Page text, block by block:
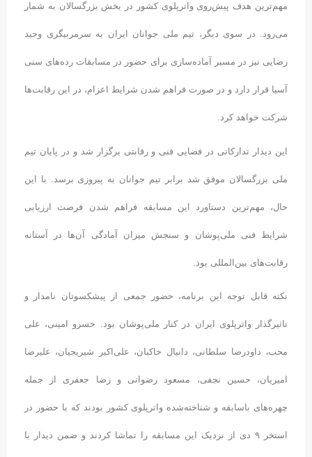
مهم‌ترین هدف پیش‌روی واترپلوی کشور در بخش بزرگسالان به شمار
می‌رود. در سوی دیگر، تیم ملی جوانان ایران به سرمربیگری وحید
رضایی نیز در مسیر آماده‌سازی برای حضور در مسابقات رده‌های سنی
آسیا قرار دارد و در صورت فراهم شدن شرایط اعزام، در این رقابت‌ها
شرکت خواهد کرد.
این دیدار تدارکاتی در فضایی فنی و رقابتی برگزار شد و در پایان تیم
ملی بزرگسالان موفق شد برابر تیم جوانان به پیروزی برسد. با این
حال، مهم‌ترین دستاورد این مسابقه فراهم شدن فرصت ارزیابی
شرایط فنی ملی‌پوشان و سنجش میزان آمادگی آن‌ها در آستانه
رقابت‌های بین‌المللی بود.
نکته قابل توجه این برنامه، حضور جمعی از پیشکسوتان نامدار و
تاثیرگذار واترپلوی ایران در کنار ملی‌پوشان بود. خسرو امینی، علی
محب، داودرضا سلطانی، دانیال خاکبان، علی‌اکبر شیریجیان، علیرضا
امیریان، حسین نجفی، مسعود رضوانی و رضا جعفری از جمله
چهره‌های باسابقه و شناخته‌شده واترپلوی کشور بودند که با حضور در
استخر ۹ دی از نزدیک این مسابقه را تماشا کردند و ضمن دیدار با